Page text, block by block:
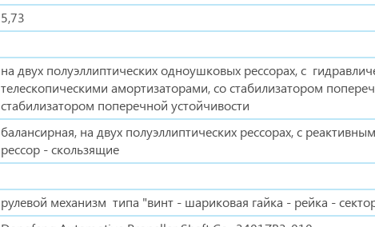
5,73
на двух полуэллиптических одноушковых рессорах, с
телескопическими амортизаторами, со стабилизатором
стабилизатором поперечной устойчивости
балансирная, на двух полуэллиптических рессорах, с
рессор - скользящие
рулевой механизм типа "винт - шариковая гайка - рейка -